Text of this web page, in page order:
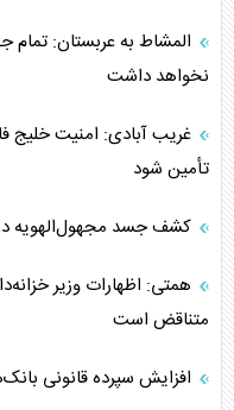
المشاط به عربستان: تمام
نخواهد داشت
غریب آبادی: امنیت
تأمین شود
کشف جسد مجهول‌الهویه
همتی: اظهارات وزیر
متناقض است
افزایش سپرده قانونی